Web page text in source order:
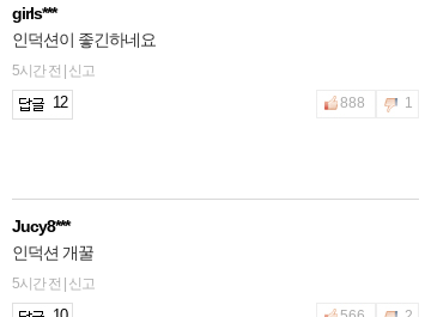
girls***
인덕션이 좋긴하네요
5시간 전 | 신고
12 888 1
Jucy8***
인덕션 개꿀
5시간 전 | 신고